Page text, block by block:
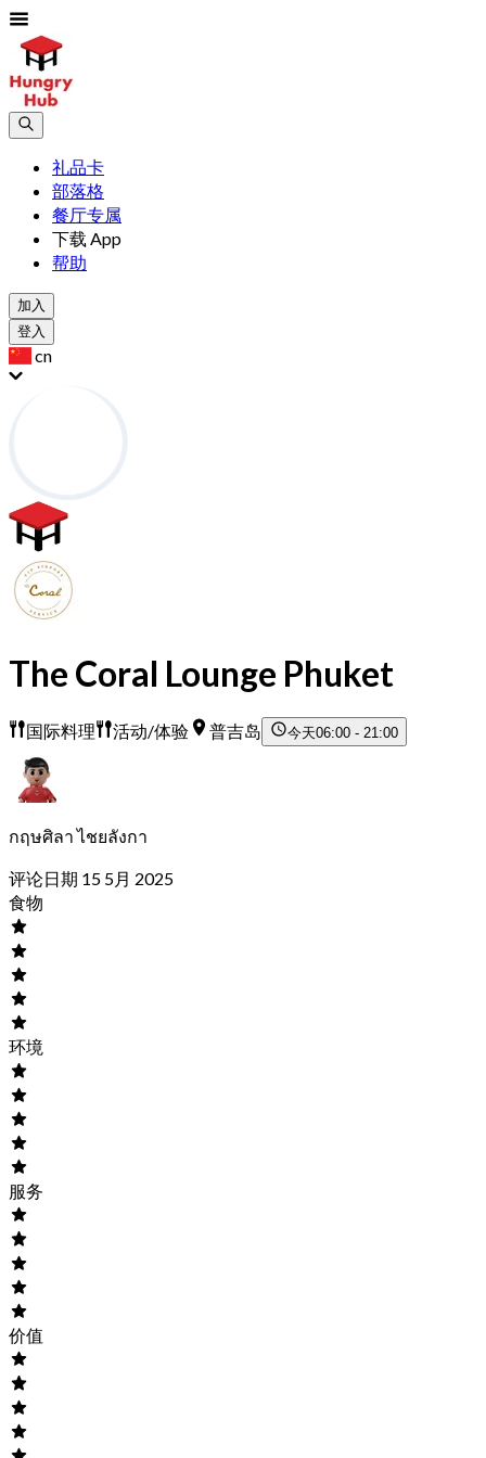
礼品卡
部落格
餐厅专属
下载 App
帮助
加入
登入
cn
The Coral Lounge Phuket
国际料理 活动/体验 普吉岛 今天06:00 - 21:00
กฤษศิลา ไชยลังกา
评论日期 15 5月 2025
食物
环境
服务
价值